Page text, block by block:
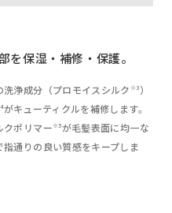
を保湿・補修・保護。
浄成分（プロモイスシルク ※3 ）
がキューティクルを補修します。
クポリマー ※5が毛髪表面に均一な
通りの良い質感をキープしま